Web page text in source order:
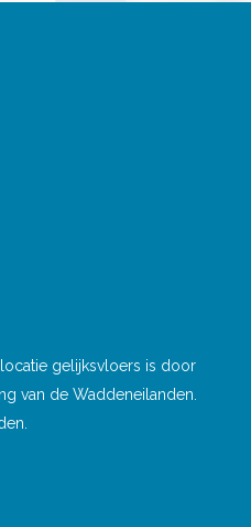
gelijksvloers is door
van de Waddeneilanden.